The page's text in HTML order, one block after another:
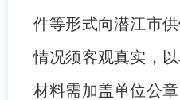
件等形式向潜江市
情况须客观真实，
材料需加盖单位公